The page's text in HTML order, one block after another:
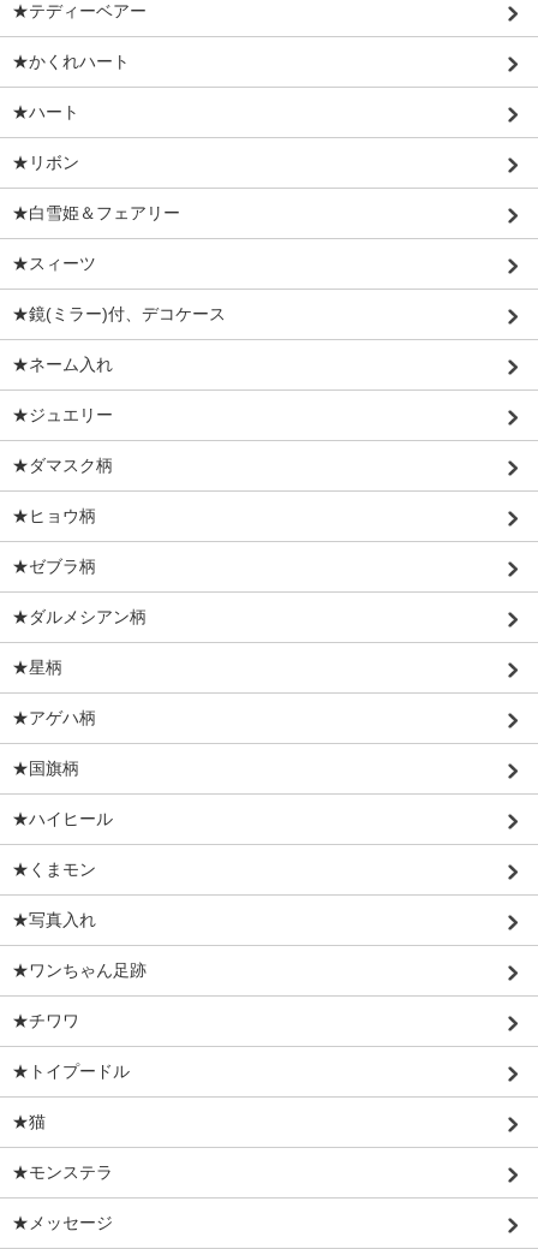
★テディーベアー
★かくれハート
★ハート
★リボン
★白雪姫＆フェアリー
★スィーツ
★鏡(ミラー)付、デコケース
★ネーム入れ
★ジュエリー
★ダマスク柄
★ヒョウ柄
★ゼブラ柄
★ダルメシアン柄
★星柄
★アゲハ柄
★国旗柄
★ハイヒール
★くまモン
★写真入れ
★ワンちゃん足跡
★チワワ
★トイプードル
★猫
★モンステラ
★メッセージ